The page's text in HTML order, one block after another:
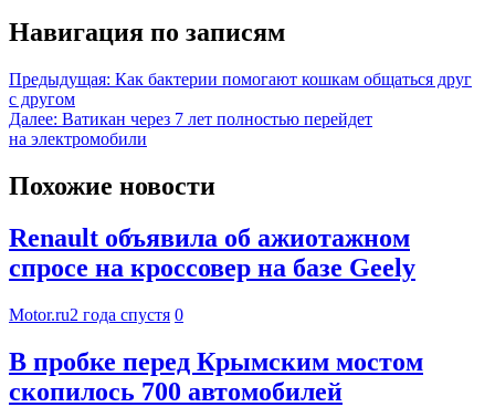
Навигация по записям
Предыдущая: Как бактерии помогают кошкам общаться друг
с другом
Далее: Ватикан через 7 лет полностью перейдет
на электромобили
Похожие новости
Renault объявила об ажиотажном
спросе на кроссовер на базе Geely
Motor.ru2 года спустя 0
В пробке перед Крымским мостом
скопилось 700 автомобилей